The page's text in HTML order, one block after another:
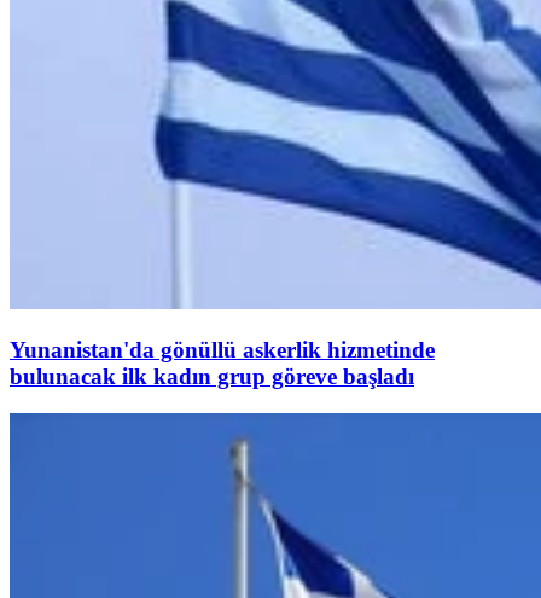
Yunanistan'da gönüllü askerlik hizmetinde
bulunacak ilk kadın grup göreve başladı